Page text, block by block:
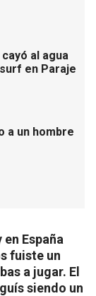
al agua
en Paraje
a un hombre
España
fuiste un
a jugar. El
siendo un